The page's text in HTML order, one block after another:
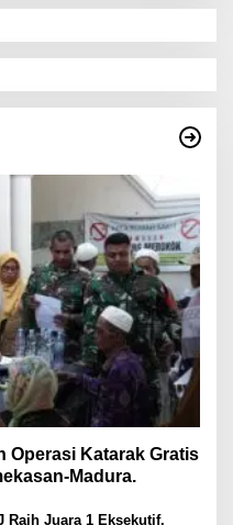
Operasi Katarak Gratis
Madura.
Raih Juara 1 Eksekutif,